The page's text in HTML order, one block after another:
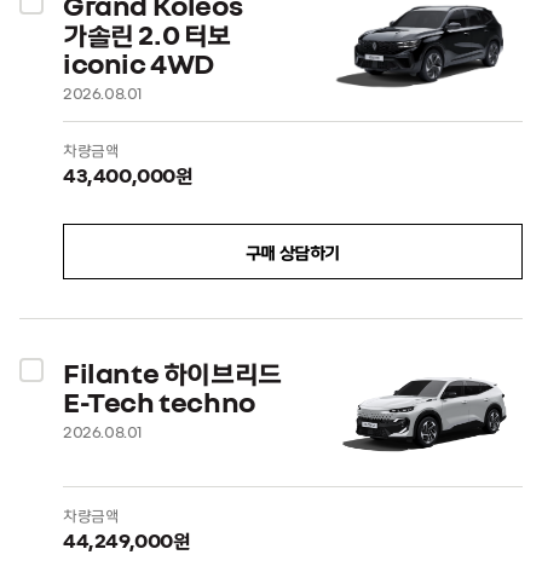
가솔린 2.0 터보
iconic 4WD
2026.08.01
차량금액
43,400,000원
구매 상담하기
Filante 하이브리드
E-Tech techno
2026.08.01
차량금액
44,249,000원